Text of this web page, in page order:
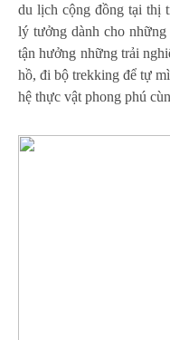
du lịch cộng đồng tại thị
lý tưởng dành cho
tận hưởng những trải
hồ, đi bộ trekking để tự
hệ thực vật phong phú